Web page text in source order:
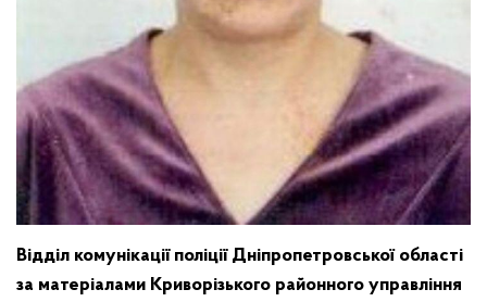
Відділ комунікації поліції Дніпропетровської області
за матеріалами Криворізького районного управління